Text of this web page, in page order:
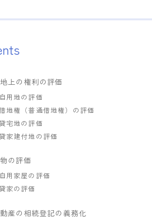
上の権利の評価
用地の評価
地権（普通借地権）の評価
宅地の評価
家建付地の評価
の評価
用家屋の評価
家の評価
産の相続登記の義務化